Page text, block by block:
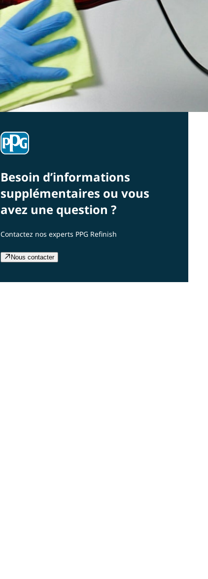
Besoin d’informations
supplémentaires ou vous
avez une question ?
Contactez nos experts PPG Refinish
Nous contacter